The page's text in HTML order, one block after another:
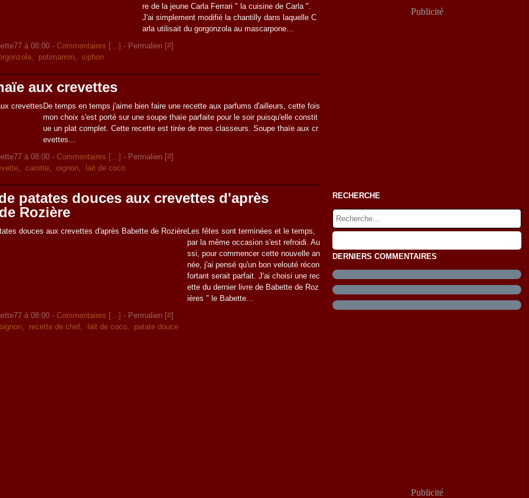
re de la jeune Carla Ferrari " la cuisine de Carla ".
J'ai simplement modifié la chantilly dans laquelle C
arla utilisait du gorgonzola au mascarpone...
à 08:00 -Commentaires […] - Permalien [#]
, potimarron,siphon
aux crevettes
De temps en temps j'aime bien faire une recette aux parfums d'ailleurs, cette fois
mon choix s'est porté sur une soupe thaïe parfaite pour le soir puisqu'elle constit
ue un plat complet. Cette recette est tirée de mes classeurs. Soupe thaïe aux cr
evettes...
à 08:00 -Commentaires […] - Permalien [#]
,carotte,oignon,
lait de coco
patates douces aux crevettes d'après
Rozière
Les fêtes sont terminées et le temps,
par la même occasion s'est refroidi. Au
ssi, pour commencer cette nouvelle an
née, j'ai pensé qu'un bon velouté récon
fortant serait parfait. J'ai choisi une rec
ette du dernier livre de Babette de Roz
ières " le Babette...
à 08:00 -Commentaires […] - Permalien [#]
oignon, recette de chef, lait de coco, patate douce
Publicité
RECHERCHE
DERNIERS COMMENTAIRES
Publicité